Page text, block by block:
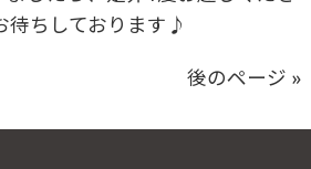
待ちしております♪
後のページ »